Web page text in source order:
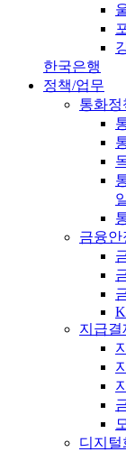
한국은행
정책/업무
통화정
금융안
지급결
디지털